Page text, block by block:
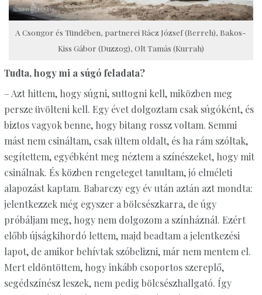
A Csongor és Tündében, partnerei Rácz József (Berreh), Bakos-
Kiss Gábor (Duzzog), Olt Tamás (Kurrah)
Tudta, hogy mi a súgó feladata?
– Azt hittem, hogy súgni, suttogni kell, miközben meg
persze üvölteni kell. Egy évet dolgoztam csak súgóként, és
biztos vagyok benne, hogy bitang rossz voltam. Semmi
mást nem csináltam, csak ültem oldalt, és ha rám szóltak,
segítettem, egyébként meg néztem a színészeket, hogy mit
csinálnak. És közben rengeteget tanultam, jó elméleti
alapozást kaptam. Babarczy egy év után aztán azt mondta:
jelentkezzek még egyszer a bölcsészkarra, de úgy
próbáljam meg, hogy nem dolgozom a színháznál. Ezért
előbb újságkihordó lettem, majd beadtam a jelentkezési
lapot, de amikor behívtak szóbelizni, már nem mentem el.
Mert eldöntöttem, hogy inkább csoportos szereplő,
segédszínész leszek, nem pedig bölcsészhallgató. Így